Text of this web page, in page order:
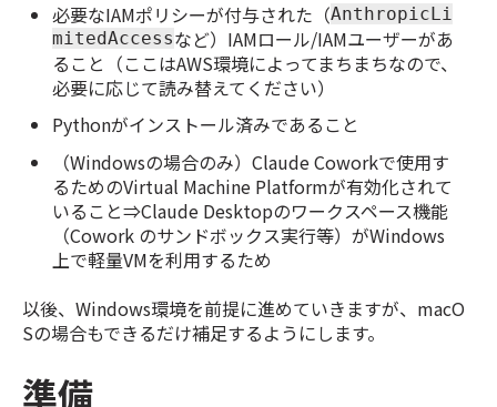
必要なIAMポリシーが付与された（AnthropicLi
mitedAccessなど）IAMロール/IAMユーザーがあ
ること（ここはAWS環境によってまちまちなので、
必要に応じて読み替えてください）
Pythonがインストール済みであること
（Windowsの場合のみ）Claude Coworkで使用す
るためのVirtual Machine Platformが有効化されて
いること⇒Claude Desktopのワークスペース機能
（Cowork のサンドボックス実行等）がWindows
上で軽量VMを利用するため
以後、Windows環境を前提に進めていきますが、macO
Sの場合もできるだけ補足するようにします。
準備